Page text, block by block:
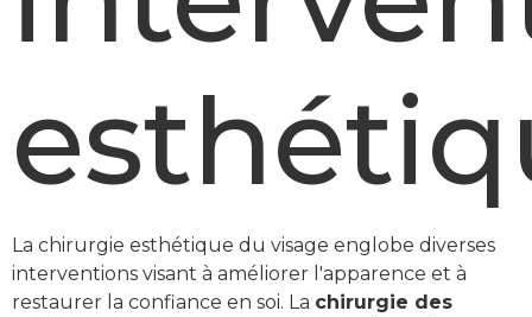
La chirurgie esthétique du visage englobe diverses
interventions visant à améliorer l'apparence et à
restaurer la confiance en soi. La chirurgie des